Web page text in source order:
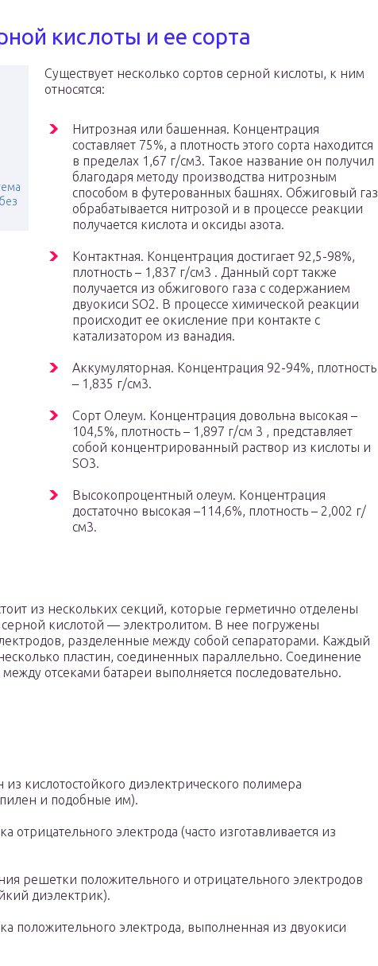
кислоты и ее сорта
Существует несколько сортов серной кислоты, к ним
относятся:
Нитрозная или башенная. Концентрация
составляет 75%, а плотность этого сорта находится
в пределах 1,67 г/см3. Такое название он получил
благодаря методу производства нитрозным
способом в футерованных башнях. Обжиговый газ
обрабатывается нитрозой и в процессе реакции
получается кислота и оксиды азота.
Контактная. Концентрация достигает 92,5-98%,
плотность – 1,837 г/см3 . Данный сорт также
получается из обжигового газа с содержанием
двуокиси SO2. В процессе химической реакции
происходит ее окисление при контакте с
катализатором из ванадия.
Аккумуляторная. Концентрация 92-94%, плотность
– 1,835 г/см3.
Сорт Олеум. Концентрация довольна высокая –
104,5%, плотность – 1,897 г/см 3 , представляет
собой концентрированный раствор из кислоты и
SO3.
Высокопроцентный олеум. Концентрация
достаточно высокая –114,6%, плотность – 2,002 г/
см3.
из нескольких секций, которые герметично отделены
серной кислотой — электролитом. В нее погружены
разделенные между собой сепараторами. Каждый
пластин, соединенных параллельно. Соединение
отсеками батареи выполняется последовательно.
кислотостойкого диэлектрического полимера
и подобные им).
отрицательного электрода (часто изготавливается из
решетки положительного и отрицательного электродов
диэлектрик).
положительного электрода, выполненная из двуокиси